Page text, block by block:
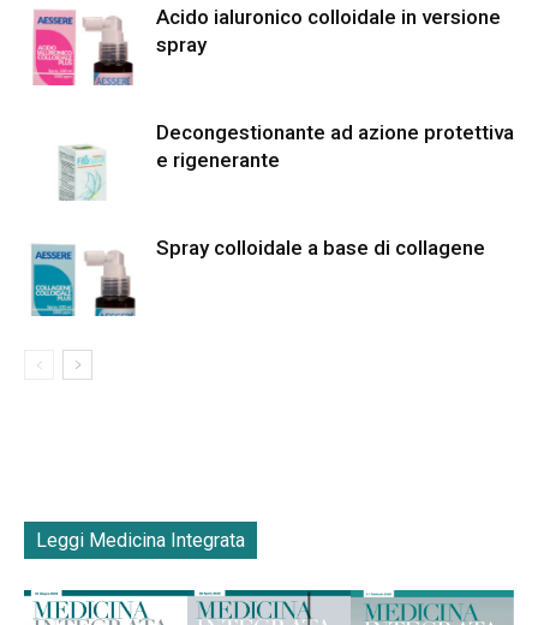
Acido ialuronico colloidale in versione
spray
Decongestionante ad azione protettiva
e rigenerante
Spray colloidale a base di collagene
Leggi Medicina Integrata